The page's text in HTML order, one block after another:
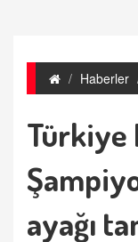
Haberler
Türkiye
ayağı